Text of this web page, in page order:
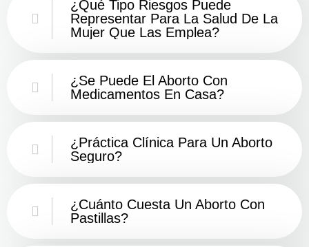
¿Qué Tipo Riesgos Puede
Representar Para La Salud De La
Mujer Que Las Emplea?
¿Se Puede El Aborto Con
Medicamentos En Casa?
¿Práctica Clínica Para Un Aborto
Seguro?
¿Cuánto Cuesta Un Aborto Con
Pastillas?